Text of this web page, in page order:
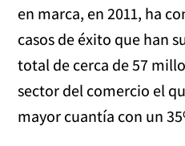
en marca, en 2011, ha
casos de éxito que han
total de cerca de 57
sector del comercio el
mayor cuantía con un